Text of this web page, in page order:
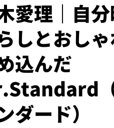
愛理｜自
しとおし
込んだ
ダード）